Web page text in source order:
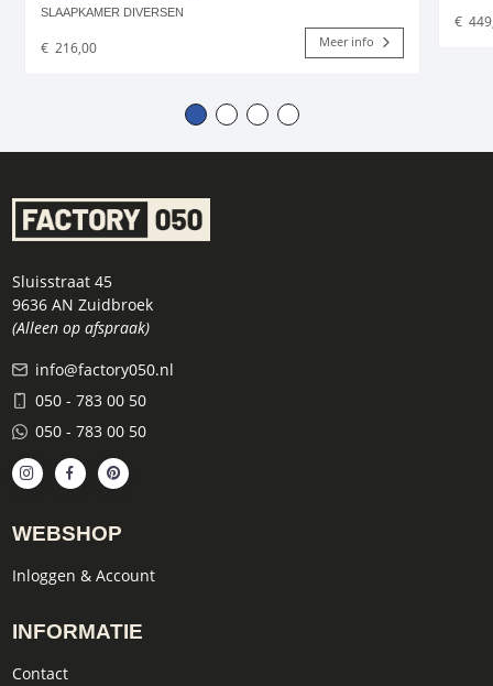
SLAAPKAMER DIVERSEN
€ 216,00 Meer info
€
Sluisstraat 45
9636 AN Zuidbroek
(Alleen op afspraak)
info@factory050.nl
050 - 783 00 50
050 - 783 00 50
WEBSHOP
Inloggen & Account
INFORMATIE
Contact